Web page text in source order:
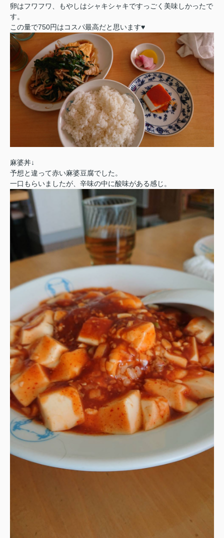
卵はフワフワ、もやしはシャキシャキですっごく美味しかったで
す。
この量で750円はコスパ最高だと思います♥
麻婆丼↓
予想と違って赤い麻婆豆腐でした。
一口もらいましたが、辛味の中に酸味がある感じ。